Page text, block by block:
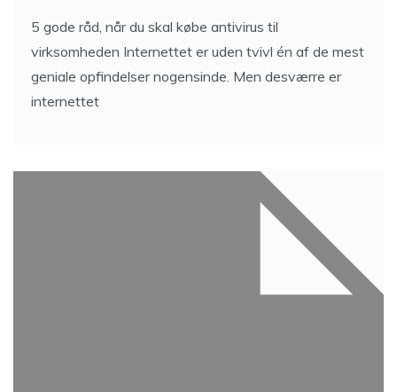
5 gode råd, når du skal købe antivirus til
virksomheden Internettet er uden tvivl én af de mest
geniale opfindelser nogensinde. Men desværre er
internettet